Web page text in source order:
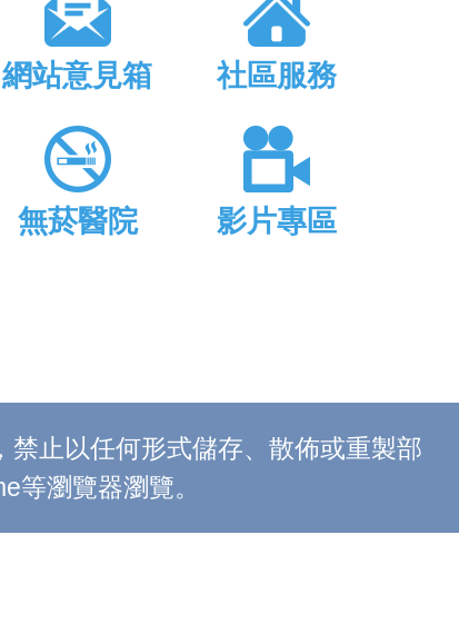
網站意見箱 社區服務
無菸醫院 影片專區
止以任何形式儲存、散佈或重製部
瀏覽器瀏覽。